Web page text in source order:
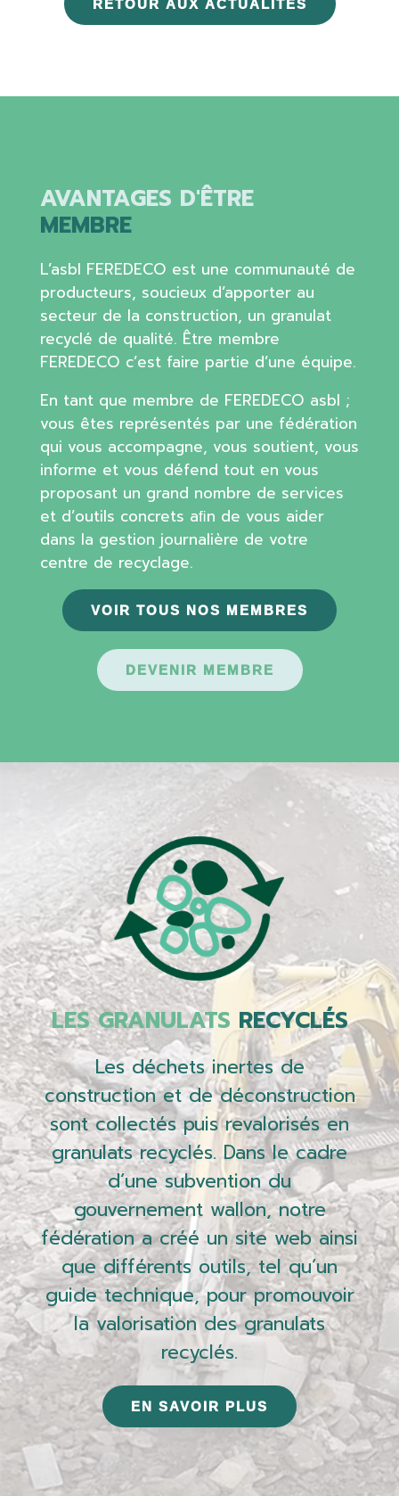
RETOUR AUX ACTUALITÉS
AVANTAGES D'ÊTRE
MEMBRE
L’asbl FEREDECO est une communauté de
producteurs, soucieux d’apporter au
secteur de la construction, un granulat
recyclé de qualité. Être membre
FEREDECO c’est faire partie d’une équipe.
En tant que membre de FEREDECO asbl ;
vous êtes représentés par une fédération
qui vous accompagne, vous soutient, vous
informe et vous défend tout en vous
proposant un grand nombre de services
et d’outils concrets aﬁn de vous aider
dans la gestion journalière de votre
centre de recyclage.
VOIR TOUS NOS MEMBRES
DEVENIR MEMBRE
LES GRANULATS RECYCLÉS
Les déchets inertes de
construction et de déconstruction
sont collectés puis revalorisés en
granulats recyclés. Dans le cadre
d’une subvention du
gouvernement wallon, notre
fédération a créé un site web ainsi
que différents outils, tel qu’un
guide technique, pour promouvoir
la valorisation des granulats
recyclés.
EN SAVOIR PLUS